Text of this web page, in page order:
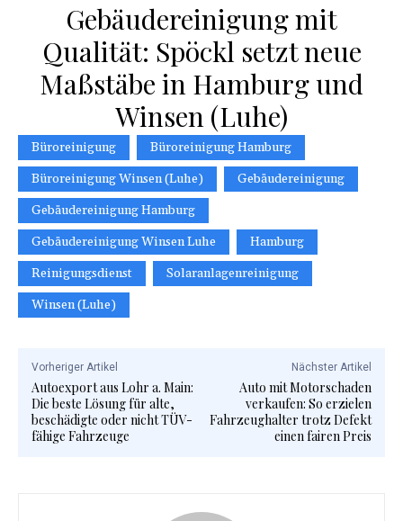
Gebäudereinigung mit
Qualität: Spöckl setzt neue
Maßstäbe in Hamburg und
Winsen (Luhe)
Büroreinigung
Büroreinigung Hamburg
Büroreinigung Winsen (Luhe)
Gebäudereinigung
Gebäudereinigung Hamburg
Gebäudereinigung Winsen Luhe
Hamburg
Reinigungsdienst
Solaranlagenreinigung
Winsen (Luhe)
Vorheriger Artikel
Autoexport aus Lohr a. Main:
Die beste Lösung für alte,
beschädigte oder nicht TÜV-
fähige Fahrzeuge
Nächster Artikel
Auto mit Motorschaden
verkaufen: So erzielen
Fahrzeughalter trotz Defekt
einen fairen Preis